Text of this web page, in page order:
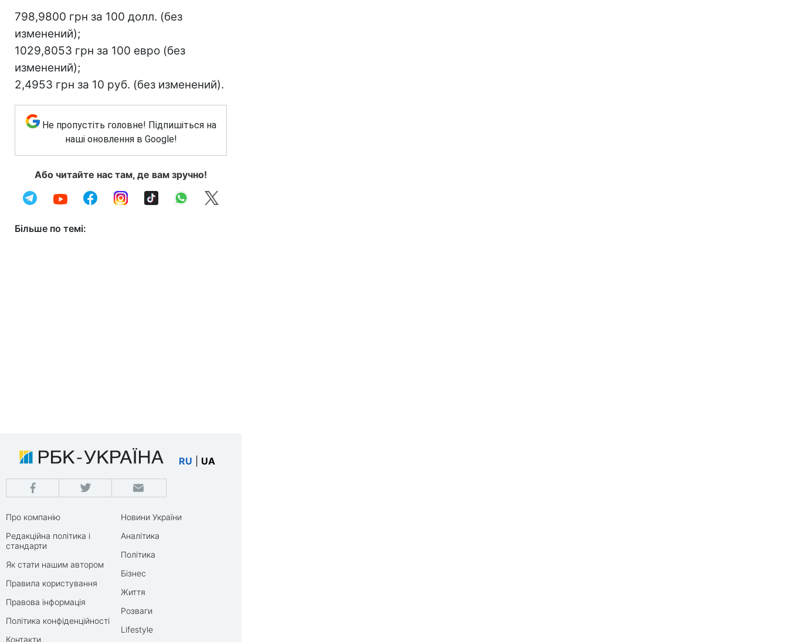
798,9800 грн за 100 долл. (без
изменений);
1029,8053 грн за 100 евро (без
изменений);
2,4953 грн за 10 руб. (без изменений).
Не пропустіть головне! Підпишіться на
наші оновлення в Google!
Або читайте нас там, де вам зручно!
Більше по темі:
RU UA
Про компанію
Редакційна політика і
стандарти
Як стати нашим автором
Правила користування
Правова інформація
Політика конфіденційності
Контакти
Новини України
Аналітика
Політика
Бізнес
Життя
Розваги
Lifestyle